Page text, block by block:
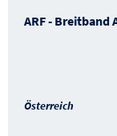
ARF - Breitband
Österreich